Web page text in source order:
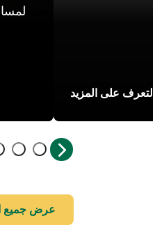
التعرف على المزيد
عرض جميع